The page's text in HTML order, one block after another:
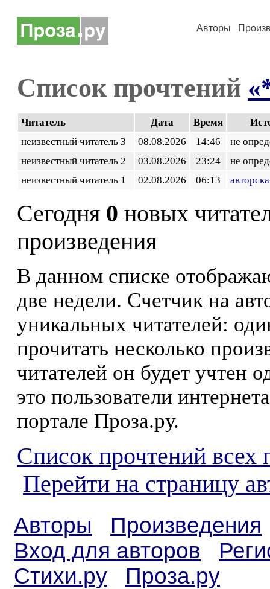
Авторы
Список прочтений
Читатель Дата Время
неизвестный читатель 3
08.08.2026 14:46
не
неизвестный читатель 2
03.08.2026 23:24
не
неизвестный читатель 1
02.08.2026 06:13
Сегодня 0 новых
произведения
В данном списке
две недели. Счетчик на
уникальных читателей:
прочитать несколько
читателей он будет учтен
это пользователи
портале Проза.ру.
Список прочтений всех
Перейти на страницу
Авторы
Произведения
Вход для авторов
Стихи.ру
Проза.ру